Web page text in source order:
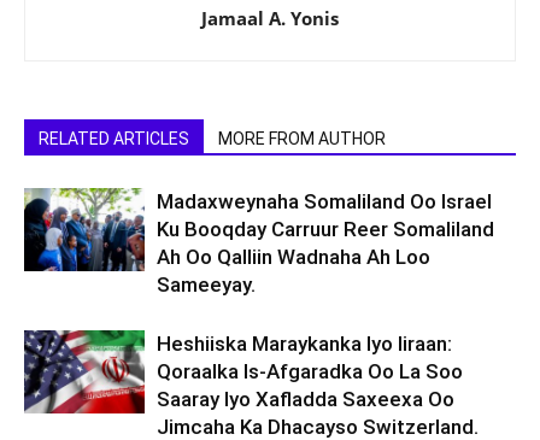
Jamaal A. Yonis
RELATED ARTICLES MORE FROM AUTHOR
Madaxweynaha Somaliland Oo Israel
Ku Booqday Carruur Reer Somaliland
Ah Oo Qalliin Wadnaha Ah Loo
Sameeyay.
Heshiiska Maraykanka Iyo Iiraan:
Qoraalka Is-Afgaradka Oo La Soo
Saaray Iyo Xafladda Saxeexa Oo
Jimcaha Ka Dhacayso Switzerland.